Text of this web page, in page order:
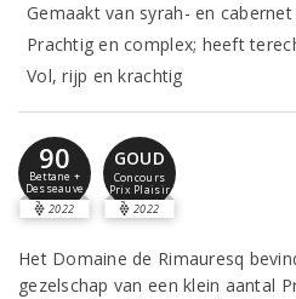
Gemaakt van syrah- en
Prachtig en complex; heeft
Vol, rijp en krachtig
90
Bettane +
Desseauve
2022
GOUD
Concours
Prix Plaisir
2022
Het Domaine de Rimauresq
gezelschap van een klein aantal